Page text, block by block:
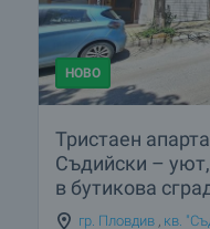
НОВО
Тристаен
Съдийски –
в бутикова
гр. Пловдив кв.